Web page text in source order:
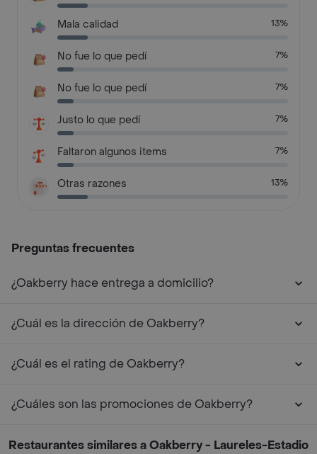
Mala calidad 13%
No fue lo que pedí 7%
No fue lo que pedí 7%
Justo lo que pedí 7%
Faltaron algunos items 7%
Otras razones 13%
Preguntas frecuentes
¿Oakberry hace entrega a domicilio?
¿Cuál es la dirección de Oakberry?
¿Cuál es el rating de Oakberry?
¿Cuáles son las promociones de Oakberry?
Restaurantes similares a Oakberry - Laureles-Estadio